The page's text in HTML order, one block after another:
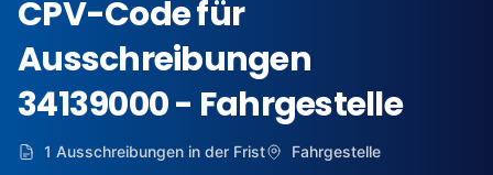
CPV-Code für
Ausschreibungen
34139000 - Fahrgestelle
1 Ausschreibungen in der Frist Fahrgestelle